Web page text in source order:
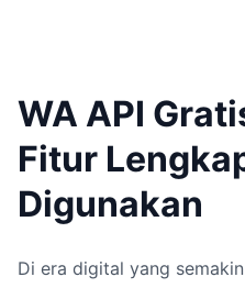
WA API
Fitur
Digunakan
Di era digital yang